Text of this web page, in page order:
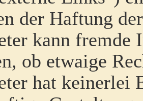
der Haftung
kann fremde
ob etwaige
hat keinerlei